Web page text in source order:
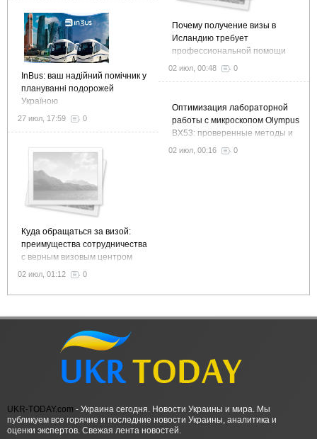
InBus: ваш надійний помічник у
плануванні подорожей
Україною
27 июл, 17:59 0
Куда обращаться за визой:
преимущества сотрудничества
с верным визовым центром
02 июл, 01:12 0
Почему получение визы в
Исландию требует
профессиональной помощи
02 июл, 00:48 0
Оптимизация лабораторной
работы с микроскопом Olympus
BX53: проверенные методы и
рекомендации
02 июл, 00:16 0
UKR-TODAY.com - Украина сегодня. Новости Украины и мира. Мы
публикуем все горячие и последние новости Украины, аналитика и
оценки экспертов. Свежая лента новостей.